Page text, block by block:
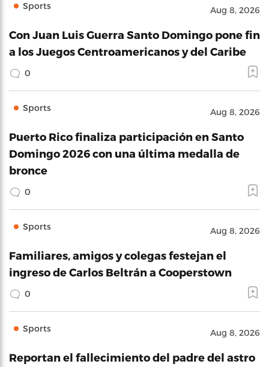
Sports Aug 8, 2026
Con Juan Luis Guerra Santo Domingo pone fin
a los Juegos Centroamericanos y del Caribe
0
Sports Aug 8, 2026
Puerto Rico finaliza participación en Santo
Domingo 2026 con una última medalla de
bronce
0
Sports Aug 8, 2026
Familiares, amigos y colegas festejan el
ingreso de Carlos Beltrán a Cooperstown
0
Sports Aug 8, 2026
Reportan el fallecimiento del padre del astro